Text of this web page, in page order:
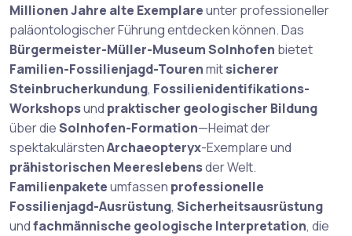
Millionen Jahre alte Exemplareunter professioneller
paläontologischer Führung entdecken können. Das
Bürgermeister-Müller-Museum Solnhofen bietet
Familien-Fossilienjagd-Tourenmitsicherer
Steinbrucherkundung, Fossilienidentifikations-
Workshopsund praktischer geologischer Bildung
über dieSolnhofen-Formation—Heimat der
spektakulärstenArchaeopteryx-Exemplare und
prähistorischen Meereslebensder Welt.
Familienpaketeumfassen professionelle
Fossilienjagd-Ausrüstung, Sicherheitsausrüstung
undfachmännische geologische Interpretation, die